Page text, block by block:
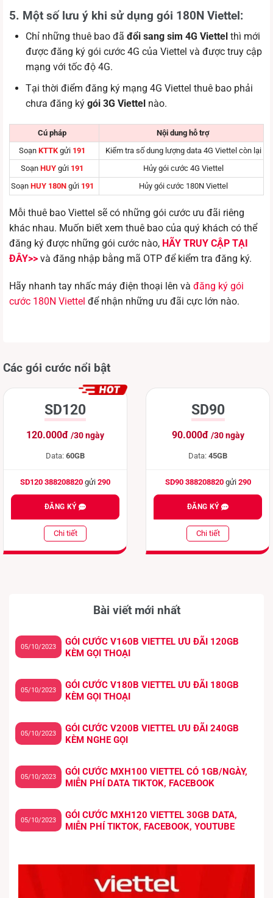
5. Một số lưu ý khi sử dụng gói 180N Viettel:
Chỉ những thuê bao đãđổi sang sim 4G Viettel thì mới
được đăng ký gói cước 4G của Viettel và được truy cập
mạng với tốc độ 4G.
Tại thời điểm đăng ký mạng 4G Viettel thuê bao phải
chưa đăng kýgói 3G Viettel nào.
Cú pháp
Nội dung hỗ trợ
SoạnKTTK gửi 191
Kiểm tra số dung lượng data 4G Viettel còn lại
SoạnHUY gửi 191
Hủy gói cước 4G Viettel
Soạn HUY 180N gửi 191 Hủy gói cước 180N Viettel
Mỗi thuê bao Viettel sẽ có những gói cước ưu đãi riêng
khác nhau. Muốn biết xem thuê bao của quý khách có thể
đăng ký được những gói cước nào, HÃY TRUY CẬP TẠI
ĐÂY>> và đăng nhập bằng mã OTP để kiểm tra đăng ký.
Hãy nhanh tay nhấc máy điện thoại lên và đăng ký gói
cước 180N Viettel để nhận những ưu đãi cực lớn nào.
Các gói cước nổi bật
SD120
120.000đ /30 ngày
Data: 60GB
SD120 388208820 gửi 290
ĐĂNG KÝ
Chi tiết
SD90
90.000đ /30 ngày
Data: 45GB
SD90 388208820gửi 290
ĐĂNG KÝ
Chi tiết
Bài viết mới nhất
GÓI CƯỚC V160B VIETTEL ƯU ĐÃI 120GB
KÈM GỌI THOẠI
05/10/2023
GÓI CƯỚC V180B VIETTEL ƯU ĐÃI 180GB
KÈM GỌI THOẠI
05/10/2023
GÓI CƯỚC V200B VIETTEL ƯU ĐÃI 240GB
KÈM NGHE GỌI
05/10/2023
GÓI CƯỚC MXH100 VIETTEL CÓ 1GB/NGÀY,
MIỄN PHÍ DATA TIKTOK, FACEBOOK
05/10/2023
GÓI CƯỚC MXH120 VIETTEL 30GB DATA,
MIỄN PHÍ TIKTOK, FACEBOOK, YOUTUBE
05/10/2023